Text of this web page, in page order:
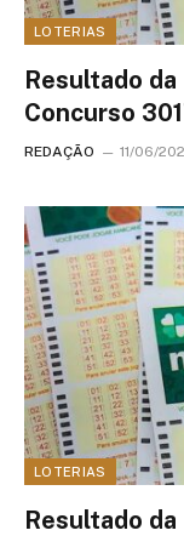
LOTERIAS
Resultado da
Concurso
REDAÇÃO 11/06/
LOTERIAS
Resultado